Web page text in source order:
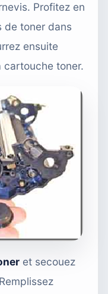
Profitez en
de toner dans
ensuite
cartouche toner.
et secouez